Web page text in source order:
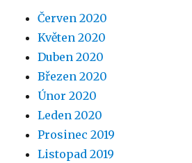
Červen 2020
Květen 2020
Duben 2020
Březen 2020
Únor 2020
Leden 2020
Prosinec 2019
Listopad 2019